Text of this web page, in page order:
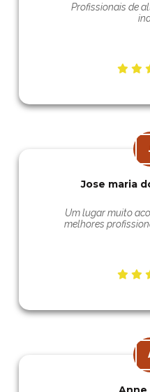
Profissionais de
Jose maria
Um lugar muito
melhores